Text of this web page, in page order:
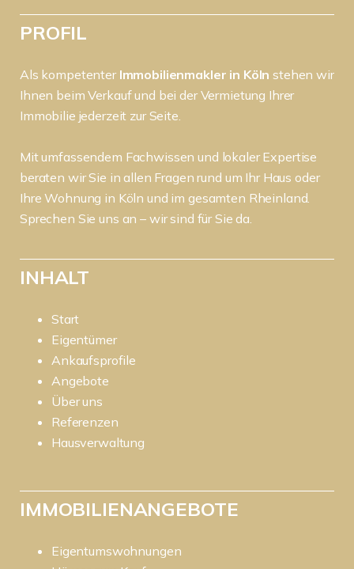
PROFIL
Als kompetenter Immobilienmakler in Kölnstehen wir
Ihnen beim Verkauf und bei der Vermietung Ihrer
Immobilie jederzeit zur Seite.
Mit umfassendem Fachwissen und lokaler Expertise
beraten wir Sie in allen Fragen rund um Ihr Haus oder
Ihre Wohnung in Köln und im gesamten Rheinland.
Sprechen Sie uns an – wir sind für Sie da.
INHALT
Start
Eigentümer
Ankaufsprofile
Angebote
Über uns
Referenzen
Hausverwaltung
IMMOBILIENANGEBOTE
Eigentumswohnungen